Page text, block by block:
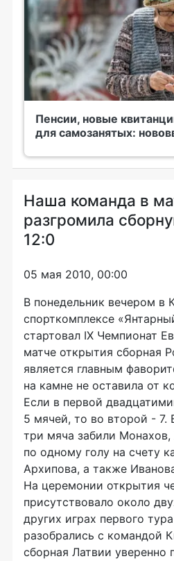
Пенсии, новые
для самозанятых:
Наша команда в
разгромила
12:0
05 мая 2010, 00:00
В понедельник вечером в
спорткомплексе
стартовал IX Чемпионат
матче открытия сборная
является главным
на камне не оставила от
Если в первой
5 мячей, то во второй - 7.
три мяча забили
по одному голу на счету
Архипова, а также
На церемонии открытия
присутствовало около
других играх первого
разобрались с командой
сборная Латвии уверенно